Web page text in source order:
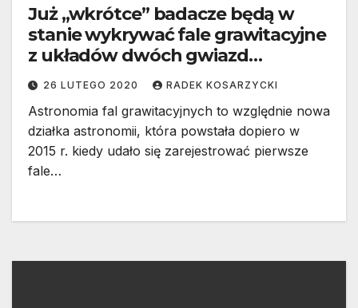
Już „wkrótce” badacze będą w
stanie wykrywać fale grawitacyjne
z układów dwóch gwiazd
neutronowych
26 LUTEGO 2020 RADEK KOSARZYCKI
Astronomia fal grawitacyjnych to względnie nowa
działka astronomii, która powstała dopiero w
2015 r. kiedy udało się zarejestrować pierwsze
fale…